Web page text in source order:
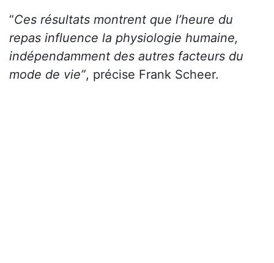
“Ces résultats montrent que l’heure du
repas influence la physiologie humaine,
indépendamment des autres facteurs du
mode de vie”, précise Frank Scheer.